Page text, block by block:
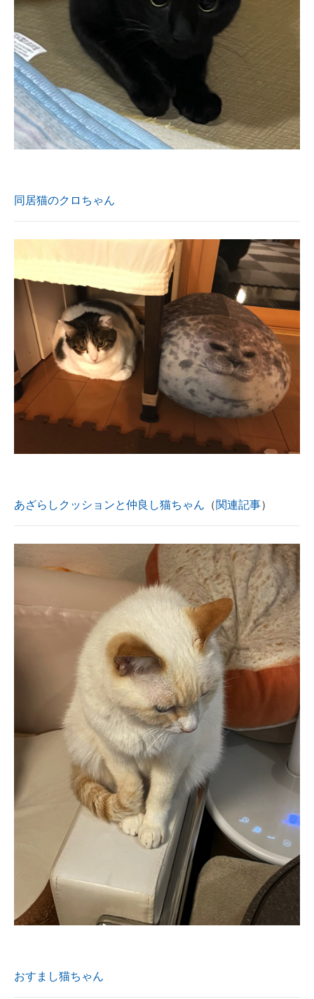
同居猫のクロちゃん
あざらしクッションと仲良し猫ちゃん （関連記事）
おすまし猫ちゃん